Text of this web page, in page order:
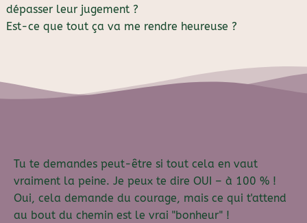
dépasser leur jugement ?
Est-ce que tout ça va me rendre heureuse ?
Tu te demandes peut-être si tout cela en vaut
vraiment la peine. Je peux te dire OUI – à 100 % !
Oui, cela demande du courage, mais ce qui t'attend
au bout du chemin est le vrai "bonheur" !